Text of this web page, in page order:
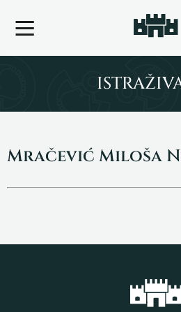
Mračević Miloša